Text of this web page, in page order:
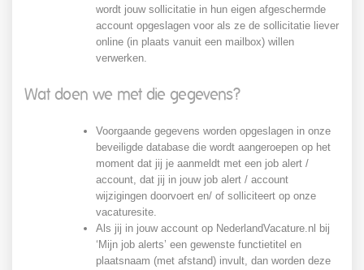
wordt jouw sollicitatie in hun eigen afgeschermde
account opgeslagen voor als ze de sollicitatie liever
online (in plaats vanuit een mailbox) willen
verwerken.
Wat doen we met die gegevens?
Voorgaande gegevens worden opgeslagen in onze
beveiligde database die wordt aangeroepen op het
moment dat jij je aanmeldt met een job alert /
account, dat jij in jouw job alert / account
wijzigingen doorvoert en/ of solliciteert op onze
vacaturesite.
Als jij in jouw account op NederlandVacature.nl bij
‘Mijn job alerts’ een gewenste functietitel en
plaatsnaam (met afstand) invult, dan worden deze